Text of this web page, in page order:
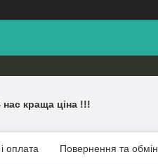
краща ціна !!!
оплата Повернення та обмін